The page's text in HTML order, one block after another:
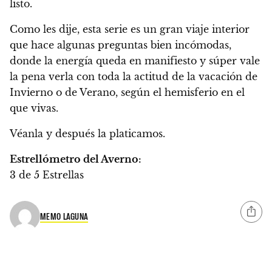
listo.
Como les dije, esta serie es un gran viaje interior
que hace algunas preguntas bien incómodas,
donde la energía queda en manifiesto y súper vale
la pena verla con toda la actitud de la vacación de
Invierno o de Verano, según el hemisferio en el
que vivas.
Véanla y después la platicamos.
Estrellómetro del Averno:
3 de 5 Estrellas
MEMO LAGUNA